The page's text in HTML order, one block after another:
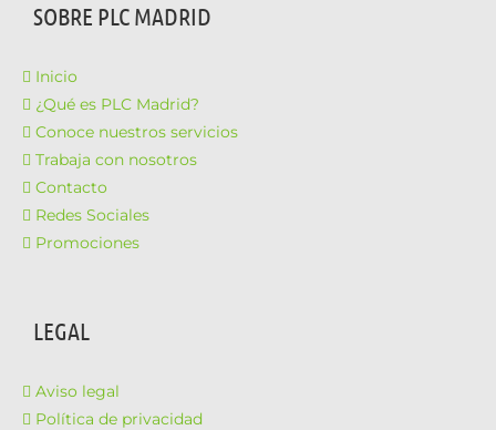
SOBRE PLC MADRID
Inicio
¿Qué es PLC Madrid?
Conoce nuestros servicios
Trabaja con nosotros
Contacto
Redes Sociales
Promociones
LEGAL
Aviso legal
Política de privacidad